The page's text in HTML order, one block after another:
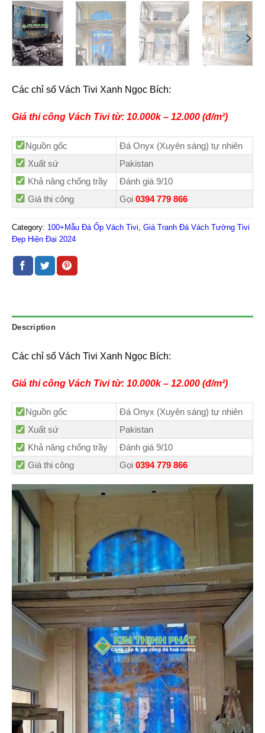
Các chỉ số Vách Tivi Xanh Ngọc Bích:
Giá thi công Vách Tivi từ: 10.000k – 12.000 (đ/m²)
Nguồn gốc
Đá Onyx (Xuyên sáng) tự nhiên
Xuất sứ
Pakistan
Khả năng chống trầy
Đánh giá 9/10
Giá thi công
Gọi 0394 779 866
Category: 100+Mẫu Đá Ốp Vách Tivi, Giá Tranh Đá Vách Tường Tivi
Đẹp Hiện Đại 2024
Description
Các chỉ số Vách Tivi Xanh Ngọc Bích:
Giá thi công Vách Tivi từ: 10.000k – 12.000 (đ/m²)
Nguồn gốc
Đá Onyx (Xuyên sáng) tự nhiên
Xuất sứ
Pakistan
Khả năng chống trầy
Đánh giá 9/10
Giá thi công
Gọi 0394 779 866